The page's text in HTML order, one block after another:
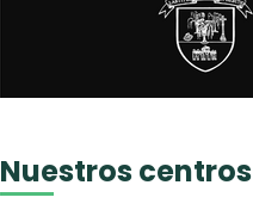
Nuestros centros